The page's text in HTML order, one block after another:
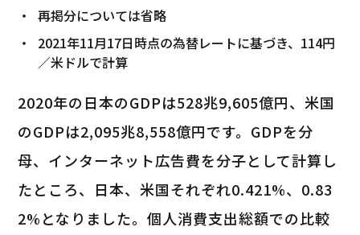
再掲分については省略
2021年11月17日時点の為替レートに基づき、114円
／米ドルで計算
2020年の日本のGDPは528兆9,605億円、米国
のGDPは2,095兆8,558億円です。GDPを分
母、インターネット広告費を分子として計算し
たところ、日本、米国それぞれ0.421%、0.83
2%となりました。個人消費支出総額での比較